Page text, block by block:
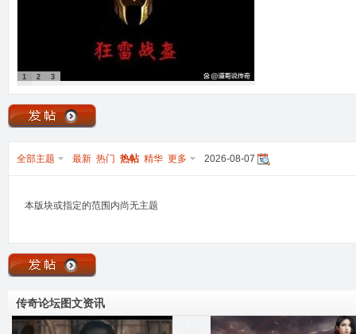
1 2 3
全部主题 最新 热门 热帖 精华 更多 2026-08-07
本版块或指定的范围内尚无主题
传奇论坛图文资讯